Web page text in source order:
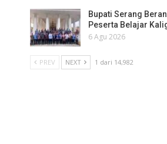
Bupati Serang
Peserta Belajar
6 Agu 2026
PREV NEXT 1 dari 14,982